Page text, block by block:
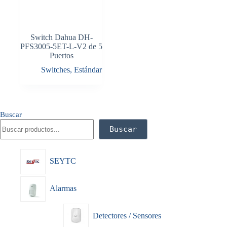
Switch Dahua DH-
PFS3005-5ET-L-V2 de 5
Puertos
Switches,Estándar
Buscar
Buscar
SEYTC
Alarmas
Detectores / Sensores